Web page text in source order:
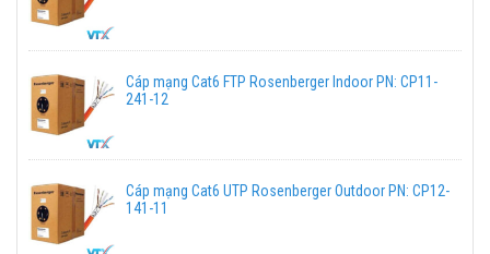
Cáp mạng Cat6 FTP Rosenberger Indoor PN: CP11-
241-12
Cáp mạng Cat6 UTP Rosenberger Outdoor PN: CP12-
141-11